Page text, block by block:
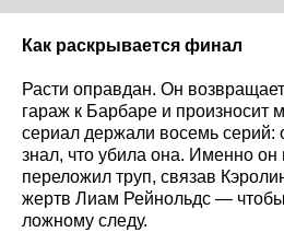
Как раскрывается финал
Расти оправдан. Он
гараж к Барбаре и произносит
сериал держали восемь серий:
знал, что убила она. Именно
переложил труп, связав
жертв Лиам Рейнольдс —
ложному следу.